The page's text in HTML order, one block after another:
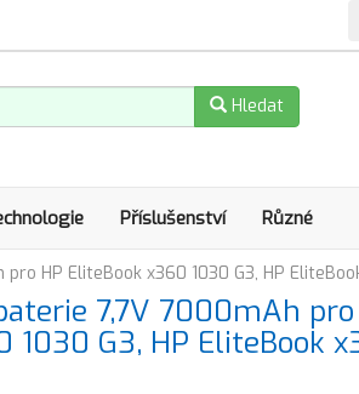
Hledat
Příslušenství Různé
HP EliteBook x360 1030 G3, HP
7,7V 7000mAh pro
1030 G3, HP EliteBook